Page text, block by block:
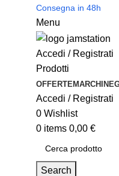
Consegna in 48h
Menu
Accedi / Registrati
Prodotti
OFFERTEMARCHI
Accedi / Registrati
0 Wishlist
0 items 0,00 €
Search